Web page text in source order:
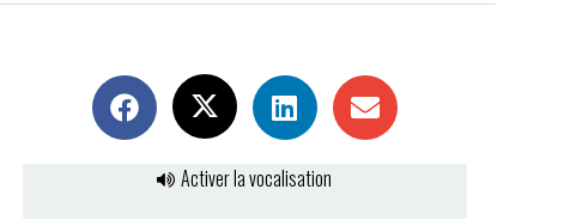
Activer la vocalisation